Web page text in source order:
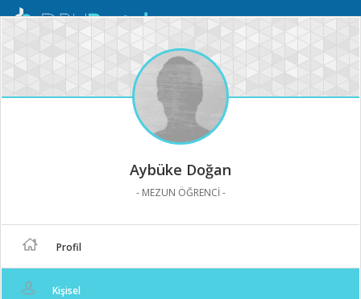
Mobil
Aybüke Doğan
- MEZUN ÖĞRENCİ -
Profil
Kişisel